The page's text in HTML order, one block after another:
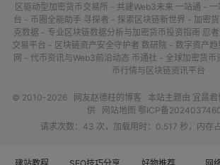
区驱动型加密货币交易所 - 共建Web3未来 一站通 - 一
台 - 币圈全能助手 寻探者 - 探索区块链新世界 - 加密
克数据 - 专业区块链数据分析与加密货币投资指南 忍
交易平台 - 区块链资产安全守护者 数研院 - 数字资产
网 - 代币资讯与Web3前沿动态 币通社 - 全球加密货币
币行情与区块链资讯平台
© 2010-2026 网友赵德柱的博客 本站主题由 宜昌
供
网站地图 鄂ICP备
请求次数：43 次，加载用时：0.517 秒，内存